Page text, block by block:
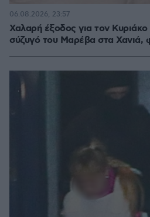
Χαλαρή έξοδος για τον
σύζυγό του Μαρέβα στα Χανιά,
06.08.2026, 23:57